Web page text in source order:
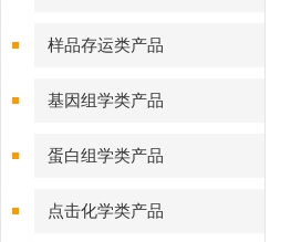
样品存运类产品
基因组学类产品
蛋白组学类产品
点击化学类产品